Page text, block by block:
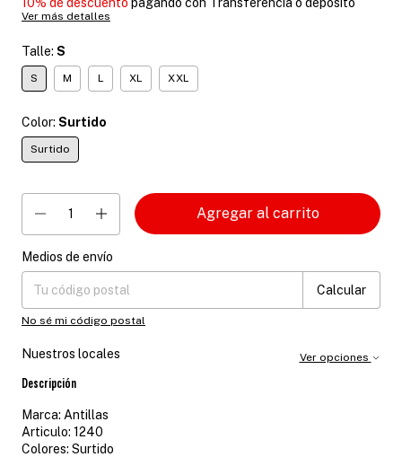
Ver más detalles
Talle: S
S M L XL XXL
Color: Surtido
Surtido
Entregas para el CP:
Medios de envío
Calcular
No sé mi código postal
Nuestros locales Ver opciones
Descripción
Marca: Antillas
Articulo: 1240
Colores: Surtido